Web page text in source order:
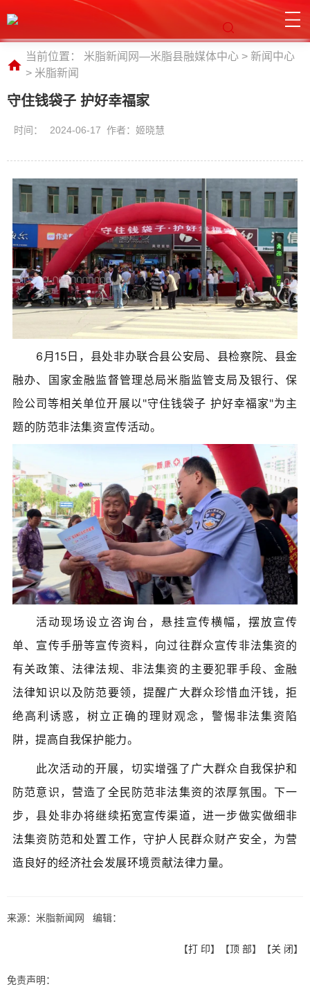
当前位置： 米脂新闻网—米脂县融媒体中心 > 新闻中心
> 米脂新闻
守住钱袋子 护好幸福家
时间： 2024-06-17 作者：姬晓慧
6月15日，县处非办联合县公安局、县检察院、县金
融办、国家金融监督管理总局米脂监管支局及银行、保
险公司等相关单位开展以"守住钱袋子 护好幸福家"为主
题的防范非法集资宣传活动。
活动现场设立咨询台，悬挂宣传横幅，摆放宣传
单、宣传手册等宣传资料，向过往群众宣传非法集资的
有关政策、法律法规、非法集资的主要犯罪手段、金融
法律知识以及防范要领，提醒广大群众珍惜血汗钱，拒
绝高利诱惑，树立正确的理财观念，警惕非法集资陷
阱，提高自我保护能力。
此次活动的开展，切实增强了广大群众自我保护和
防范意识，营造了全民防范非法集资的浓厚氛围。下一
步，县处非办将继续拓宽宣传渠道，进一步做实做细非
法集资防范和处置工作，守护人民群众财产安全，为营
造良好的经济社会发展环境贡献法律力量。
来源：米脂新闻网 编辑：
【打 印】【顶 部】【关 闭】
免责声明：